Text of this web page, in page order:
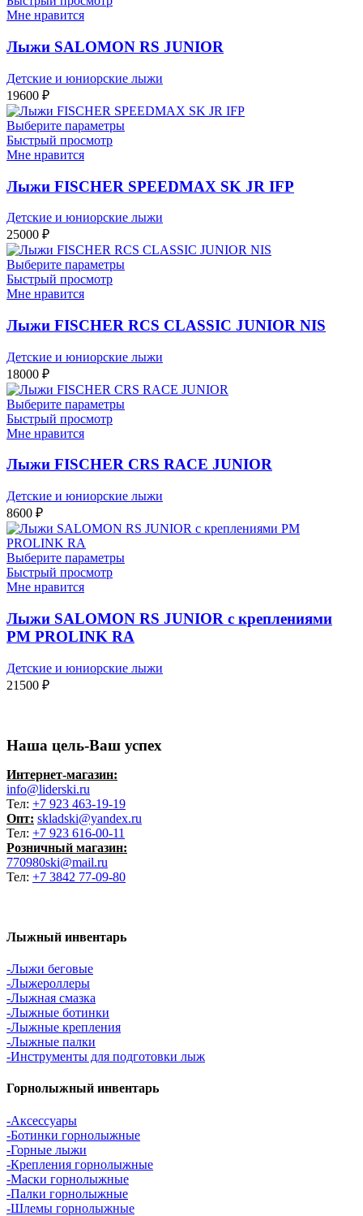
Мне нравится
Лыжи SALOMON RS JUNIOR
Детские и юниорские лыжи
19600 ₽
Выберите параметры
Быстрый просмотр
Мне нравится
Лыжи FISCHER SPEEDMAX SK JR IFP
Детские и юниорские лыжи
25000 ₽
Выберите параметры
Быстрый просмотр
Мне нравится
Лыжи FISCHER RCS CLASSIC JUNIOR NIS
Детские и юниорские лыжи
18000 ₽
Выберите параметры
Быстрый просмотр
Мне нравится
Лыжи FISCHER CRS RACE JUNIOR
Детские и юниорские лыжи
8600 ₽
Выберите параметры
Быстрый просмотр
Мне нравится
Лыжи SALOMON RS JUNIOR с креплениями
PM PROLINK RA
Детские и юниорские лыжи
21500 ₽
Наша цель-Ваш успех
Интернет-магазин:
info@liderski.ru
Тел: +7 923 463-19-19
Опт: skladski@yandex.ru
Тел: +7 923 616-00-11
Розничный магазин:
770980ski@mail.ru
Тел: +7 3842 77-09-80
Лыжный инвентарь
-Лыжи беговые
-Лыжероллеры
-Лыжная смазка
-Лыжные ботинки
-Лыжные крепления
-Лыжные палки
-Инструменты для подготовки лыж
Горнолыжный инвентарь
-Аксессуары
-Ботинки горнолыжные
-Горные лыжи
-Крепления горнолыжные
-Маски горнолыжные
-Палки горнолыжные
-Шлемы горнолыжные